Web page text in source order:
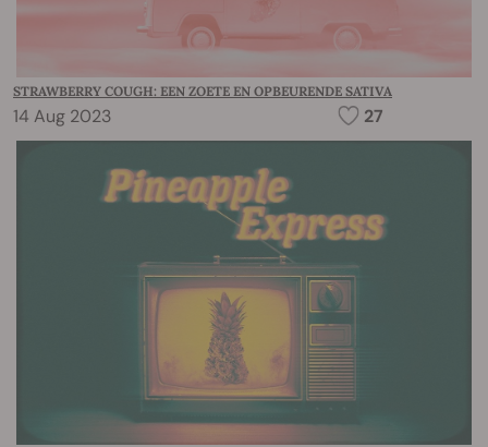
STRAWBERRY COUGH: EEN ZOETE EN OPBEURENDE SATIVA
14 Aug 2023 27